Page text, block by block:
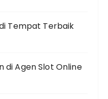
Tempat Terbaik
di Agen Slot Online